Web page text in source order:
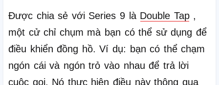
Được chia sẻ với Series 9 là Double Tap,
một cử chỉ chụm mà bạn có thể sử dụng để
điều khiển đồng hồ.Ví dụ: bạn có thể chạm
ngón cái và ngón trỏ vào nhau để trả lời
cuộc gọi. Nó thực hiện điều này thông qua